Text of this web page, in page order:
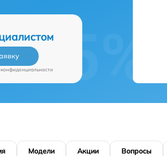
Модели Акции Вопросы